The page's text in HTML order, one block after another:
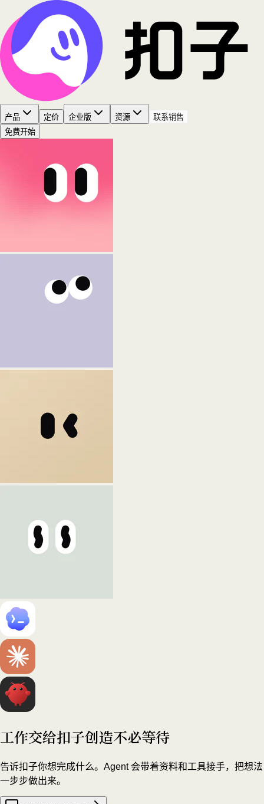
产品 定价 企业版 资源
联系销售
免费开始
工作交给扣子创造不必等待
告诉扣子你想完成什么。Agent 会带着资料和工具接手，把想法
一步步做出来。